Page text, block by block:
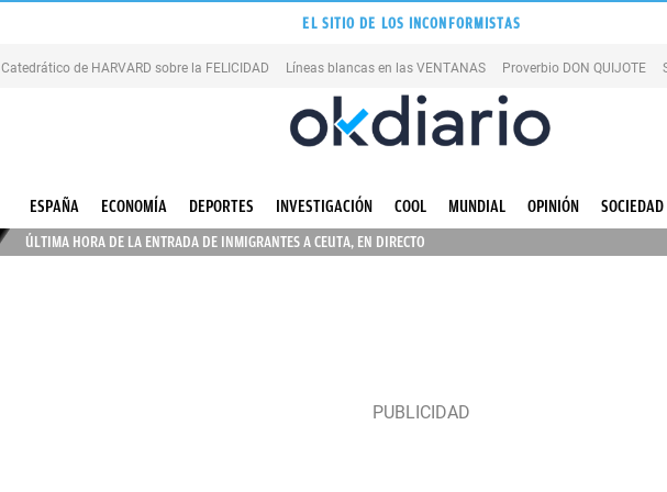
EL SITIO DE LOS INCONFORMISTAS
Catedrático de HARVARD sobre la FELICIDAD Líneas blancas en las VENTANAS Proverbio DON QUIJOTE
ESPAÑA ECONOMÍA DEPORTES INVESTIGACIÓN COOL MUNDIAL OPINIÓN SOCIEDAD
ÚLTIMA HORA DE LA ENTRADA DE INMIGRANTES A CEUTA, EN DIRECTO